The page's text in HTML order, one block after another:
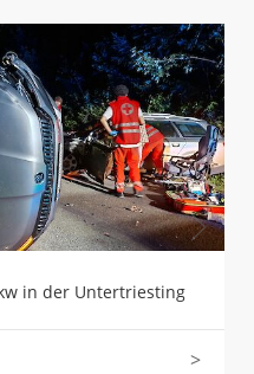
in der Untertriesting
>